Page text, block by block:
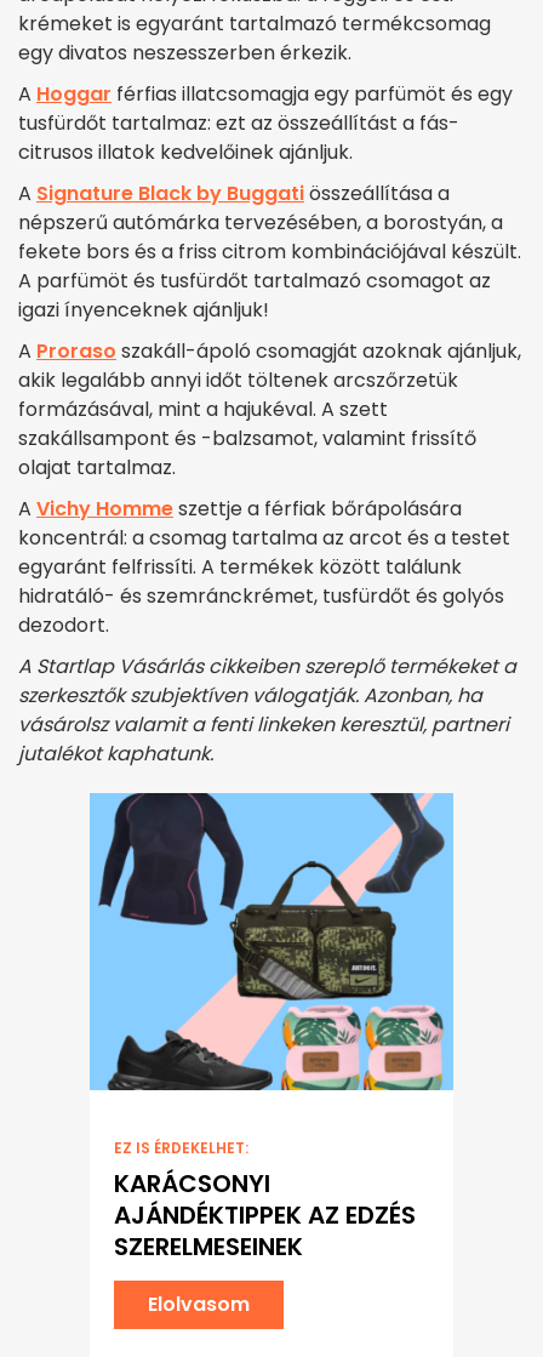
krémeket is egyaránt tartalmazó termékcsomag
egy divatos neszesszerben érkezik.
A Hoggar férfias illatcsomagja egy parfümöt és egy
tusfürdőt tartalmaz: ezt az összeállítást a fás-
citrusos illatok kedvelőinek ajánljuk.
A Signature Black by Buggatiösszeállítása a
népszerű autómárka tervezésében, a borostyán, a
fekete bors és a friss citrom kombinációjával készült.
A parfümöt és tusfürdőt tartalmazó csomagot az
igazi ínyenceknek ajánljuk!
A Proraso szakáll-ápoló csomagját azoknak ajánljuk,
akik legalább annyi időt töltenek arcszőrzetük
formázásával, mint a hajukéval. A szett
szakállsampont és -balzsamot, valamint frissítő
olajat tartalmaz.
A Vichy Hommeszettje a férfiak bőrápolására
koncentrál: a csomag tartalma az arcot és a testet
egyaránt felfrissíti. A termékek között találunk
hidratáló- és szemránckrémet, tusfürdőt és golyós
dezodort.
A Startlap Vásárlás cikkeiben szereplő termékeket a
szerkesztők szubjektíven válogatják. Azonban, ha
vásárolsz valamit a fenti linkeken keresztül, partneri
jutalékot kaphatunk.
EZ IS ÉRDEKELHET:
KARÁCSONYI
AJÁNDÉKTIPPEK AZ EDZÉS
SZERELMESEINEK
Elolvasom